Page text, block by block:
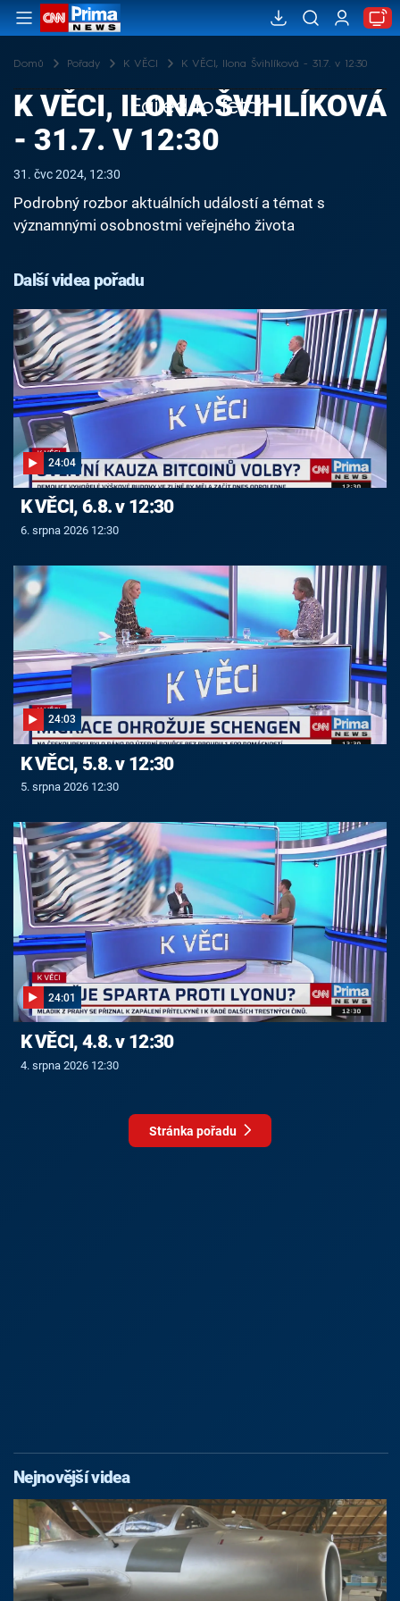
Domů Pořady K VĚCI K VĚCI, Ilona Švihlíková - 31.7. v 12:30
Failed to fetch
K VĚCI, ILONA ŠVIHLÍKOVÁ
- 31.7. V 12:30
31. čvc 2024, 12:30
Podrobný rozbor aktuálních událostí a témat s
významnými osobnostmi veřejného života
Další videa pořadu
24:04
K VĚCI, 6.8. v 12:30
6. srpna 2026 12:30
24:03
K VĚCI, 5.8. v 12:30
5. srpna 2026 12:30
24:01
K VĚCI, 4.8. v 12:30
4. srpna 2026 12:30
Stránka pořadu
Nejnovější videa